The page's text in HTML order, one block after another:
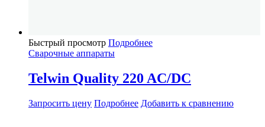
Быстрый просмотр Подробнее
Сварочные аппараты
Telwin Quality 220 AC/DC
Запросить цену Подробнее Добавить к сравнению